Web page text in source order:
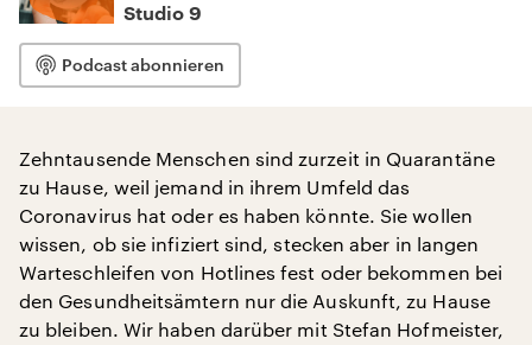
Studio 9
Podcast abonnieren
Zehntausende Menschen sind zurzeit in Quarantäne
zu Hause, weil jemand in ihrem Umfeld das
Coronavirus hat oder es haben könnte. Sie wollen
wissen, ob sie infiziert sind, stecken aber in langen
Warteschleifen von Hotlines fest oder bekommen bei
den Gesundheitsämtern nur die Auskunft, zu Hause
zu bleiben. Wir haben darüber mit Stefan Hofmeister,